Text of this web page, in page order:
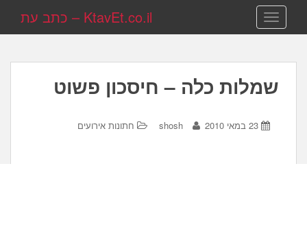
TOGGLE NAVIGATION KtavEt.co.il – כתב עת
שמלות כלה – חיסכון פשוט
23 במאי 2010 shosh חתונות אירועים